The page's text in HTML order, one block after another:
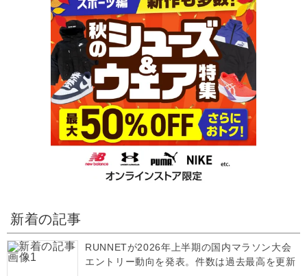
新着の記事
RUNNETが2026年上半期の国内マラソン大会
エントリー動向を発表。件数は過去最高を更新